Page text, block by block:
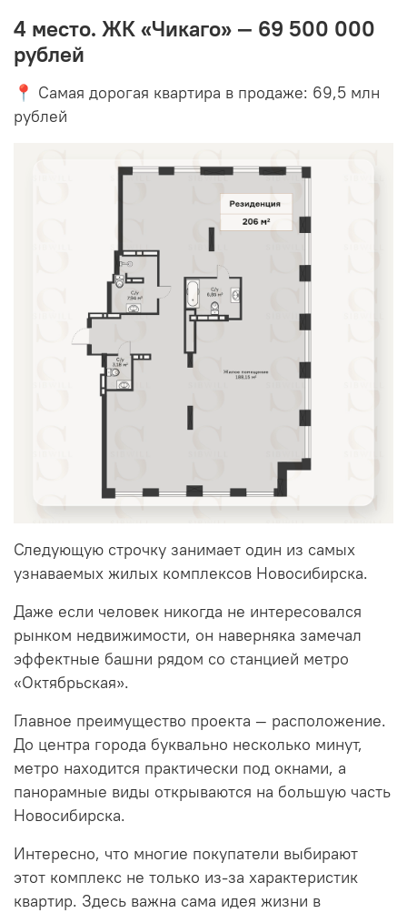
4 место. ЖК «Чикаго» — 69 500 000
рублей
📍 Самая дорогая квартира в продаже: 69,5 млн
рублей
Следующую строчку занимает один из самых
узнаваемых жилых комплексов Новосибирска.
Даже если человек никогда не интересовался
рынком недвижимости, он наверняка замечал
эффектные башни рядом со станцией метро
«Октябрьская».
Главное преимущество проекта — расположение.
До центра города буквально несколько минут,
метро находится практически под окнами, а
панорамные виды открываются на большую часть
Новосибирска.
Интересно, что многие покупатели выбирают
этот комплекс не только из-за характеристик
квартир. Здесь важна сама идея жизни в